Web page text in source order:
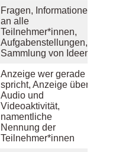
Fragen, Informationen
an alle
Teilnehmer*innen,
Aufgabenstellungen,
Sammlung von Ideen
Anzeige wer gerade
spricht, Anzeige über
Audio und
Videoaktivität,
namentliche
Nennung der
Teilnehmer*innen